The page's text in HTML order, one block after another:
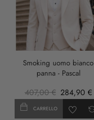
Smoking uomo bianco
panna - Pascal
407,00 € 284,90 €
CARRELLO